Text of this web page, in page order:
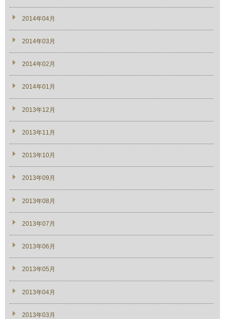
2014年04月
2014年03月
2014年02月
2014年01月
2013年12月
2013年11月
2013年10月
2013年09月
2013年08月
2013年07月
2013年06月
2013年05月
2013年04月
2013年03月